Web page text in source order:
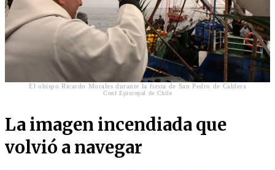
El obispo Ricardo Morales durante la fiesta de San Pedro de Caldera
Conf Episcopal de Chile
La imagen incendiada que
volvió a navegar